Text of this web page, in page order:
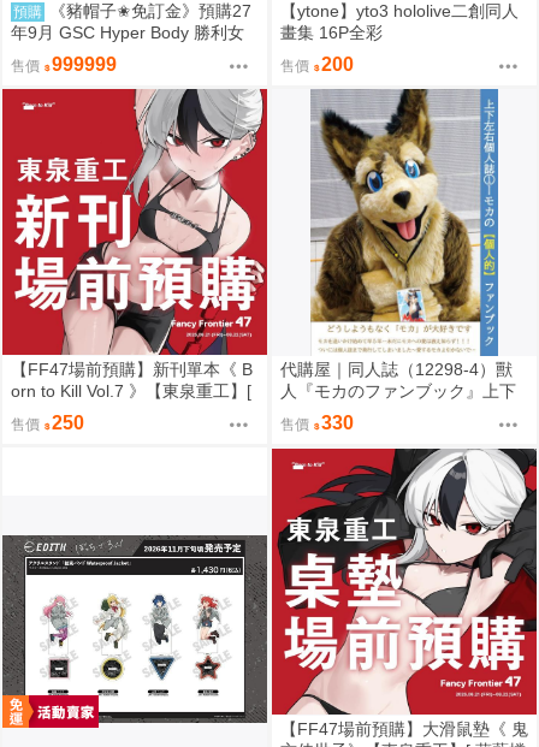
預購
《豬帽子✬免訂金》預購27
年9月 GSC Hyper Body 勝利女
神：妮姬 紅蓮：暗影 0913
售價 999999
【ytone】yto3 hololive二創同人
畫集 16P全彩
售價 200
【FF47場前預購】新刊單本《 B
orn to Kill Vol.7 》【東泉重工】[
蔚藍檔案 ブルアカ / 鬼方佳世子
カヨコ ]
售價 250
代購屋｜同人誌（12298-4）獸
人『モカのファンブック』上下
左右 ふちなし印刷
售價 330
【FF47場前預購】大滑鼠墊《 鬼